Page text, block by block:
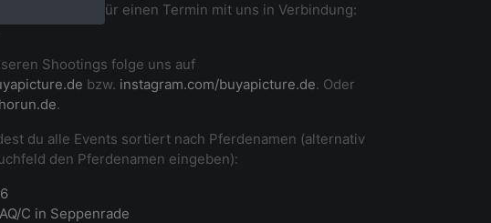
dich gerne für einen Termin mit uns in Verbindung:
Shootings folge uns auf
bzw. instagram.com/buyapicture.de. Oder
.
du alle Events sortiert nach Pferdenamen (alternativ
den Pferdenamen eingeben):
C in Seppenrade